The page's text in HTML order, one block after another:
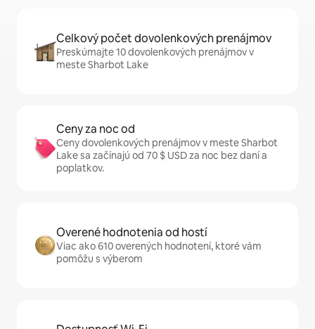
Celkový počet dovolenkových prenájmov
Preskúmajte 10 dovolenkových prenájmov v
meste Sharbot Lake
Ceny za noc od
Ceny dovolenkových prenájmov v meste Sharbot
Lake sa začínajú od 70 $ USD za noc bez daní a
poplatkov.
Overené hodnotenia od hostí
Viac ako 610 overených hodnotení, ktoré vám
pomôžu s výberom